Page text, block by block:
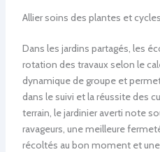
Allier soins des plantes et
Dans les jardins partagés, les
rotation des travaux selon le
dynamique de groupe et
dans le suivi et la réussite des
terrain, le jardinier averti note
ravageurs, une meilleure
récoltés au bon moment et